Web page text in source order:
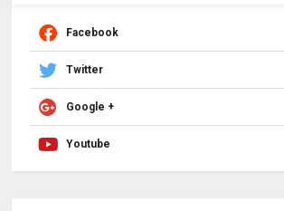
Facebook
Twitter
Google +
Youtube